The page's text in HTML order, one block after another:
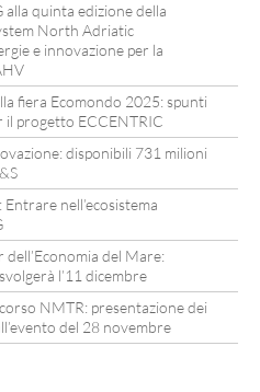
alla quinta edizione della
North Adriatic
e innovazione per la
fiera Ecomondo 2025: spunti
il progetto ECCENTRIC
disponibili 731 milioni
nell’ecosistema
del Mare:
l’11 dicembre
NMTR: presentazione dei
del 28 novembre